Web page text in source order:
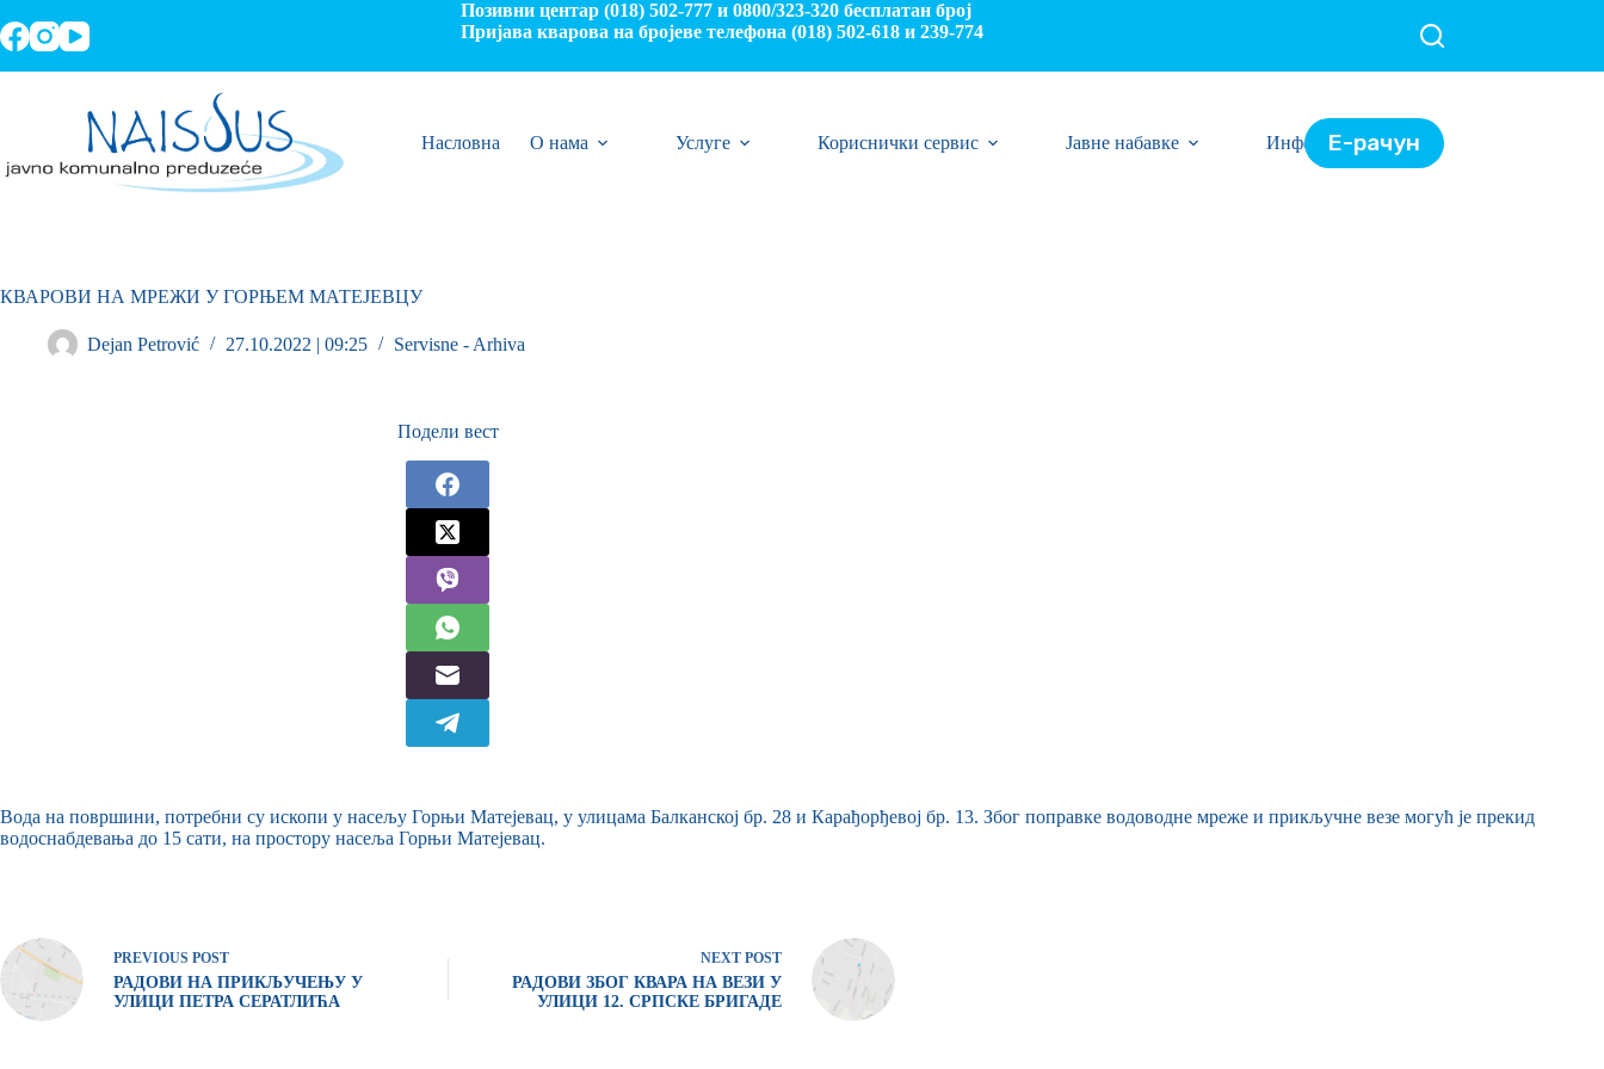
Позивни центар (018) 502-777 и 0800/323-320 бесплатан број
Пријава кварова на бројеве телефона (018) 502-618 и 239-774
Насловна О нама Услуге Кориснички сервис Јавне набавке ИнформацијеЕ-рачун
КВАРОВИ НА МРЕЖИ У ГОРЊЕМ МАТЕЈЕВЦУ
Dejan Petrović 27.10.2022 | 09:25 Servisne - Arhiva
Подели вест
Вода на површини, потребни су ископи у насељу Горњи Матејевац, у улицама Балканској бр. 28 и Карађорђевој бр. 13. Због поправке водоводне мреже и прикључне везе могућ је прекид
водоснабдевања до 15 сати, на простору насеља Горњи Матејевац.
PREVIOUS POST
РАДОВИ НА ПРИКЉУЧЕЊУ У
УЛИЦИ ПЕТРА СЕРАТЛИЋА
NEXT POST
РАДОВИ ЗБОГ КВАРА НА ВЕЗИ У
УЛИЦИ 12. СРПСКЕ БРИГАДЕ